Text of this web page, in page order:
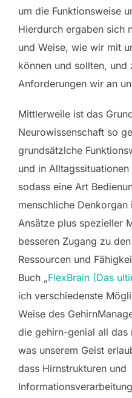
um die Funktionsweise
Hierdurch ergaben sich
und Weise, wie wir mit
können und sollten,
Anforderungen wir an
Mittlerweile ist das
Neurowissenschaft so
grundsätzlche
und in
sodass eine Art
menschliche
Ansätze plus spezieller
besseren Zugang zu
Ressourcen und
Buch „FlexBrain (Das
ich verschiedenste
Weise des
die gehirn-genial all das
was unserem Geist
dass Hirnstrukturen und